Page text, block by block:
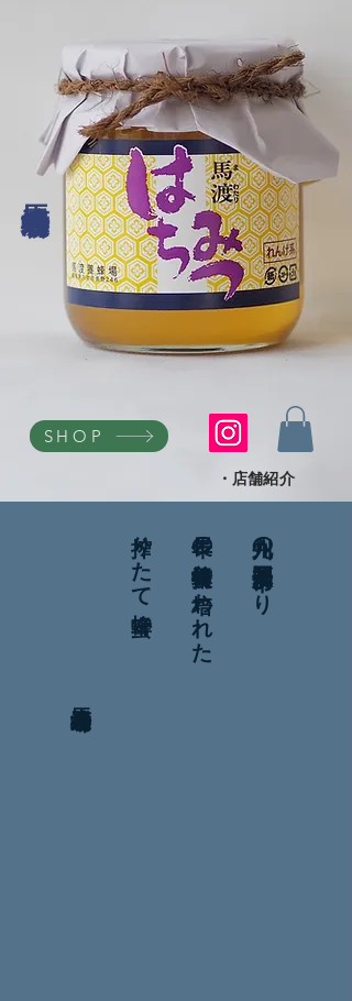
SHOP
・店舗紹介
九州の福岡県八女市より
長年の養蜂技術に培われた
搾りたて蜂蜜